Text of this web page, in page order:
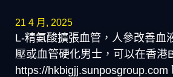
21 4 月, 2025
L-精氨酸擴張血管，人參改善血
壓或血管硬化男士，可以在香港
https://hkbigjj.sunposgroup.com